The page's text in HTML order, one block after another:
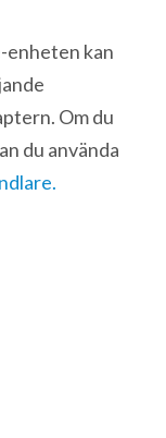
enheten kan
Om du
du använda